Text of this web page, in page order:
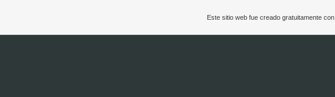
Este sitio web fue creado gratuitamente con